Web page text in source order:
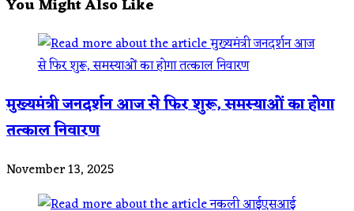
You Might Also Like
मुख्यमंत्री जनदर्शन आज से फिर शुरू, समस्याओं का होगा
तत्काल निवारण
November 13, 2025